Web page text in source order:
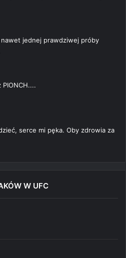
nawet jednej prawdziwej próby
serce mi pęka. Oby zdrowia za
W UFC